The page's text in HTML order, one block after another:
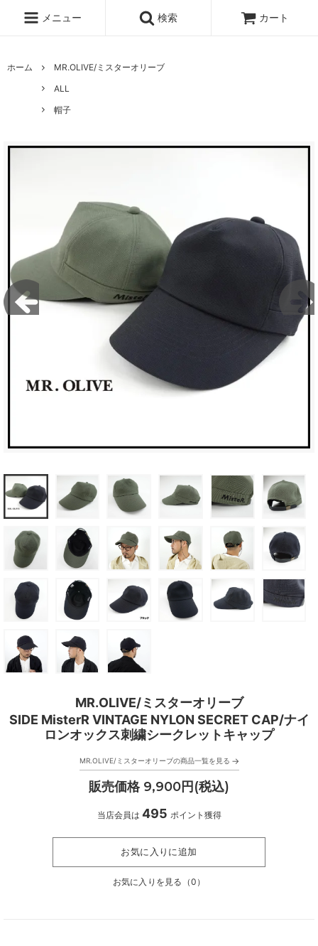
メニュー 検索 カート
ホーム
MR.OLIVE/ミスターオリーブ
ALL
帽子
MR.OLIVE/ミスターオリーブ
SIDE MisterR VINTAGE NYLON SECRET CAP/ナイ
ロンオックス刺繍シークレットキャップ
MR.OLIVE/ミスターオリーブの商品一覧を見る →
販売価格 9,900円(税込)
当店会員は 495 ポイント獲得
お気に入りに追加
お気に入りを見る（0 ）